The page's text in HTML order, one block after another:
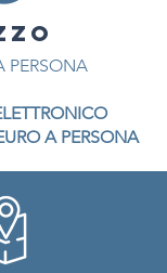
PERSONA
A PERSONA